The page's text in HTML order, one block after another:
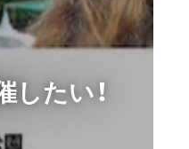
たい！